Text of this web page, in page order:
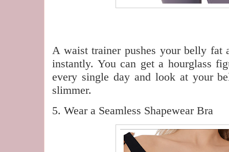
A waist trainer pushes your belly
instantly. You can get a hourglass
every single day and look at your
slimmer.
5. Wear a Seamless Shapewear Bra